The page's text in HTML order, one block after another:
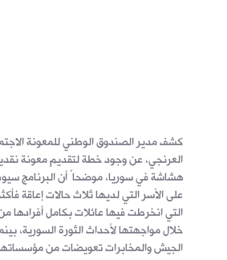
كشف مدير الصندوق الوطني للمعونة
العرنجي، عن وجود خطة لتقديم معونة
هشاشة في سوريا، موضحاً أن البرنامج
على الأسر التي لديها ثلاث حالات إعاقة
التي انخرطت فيها عائلات بكامل أفرادها
خلال مواجهتها لأحداث الثورة السورية،
الجيش والمخابرات تعويضات من